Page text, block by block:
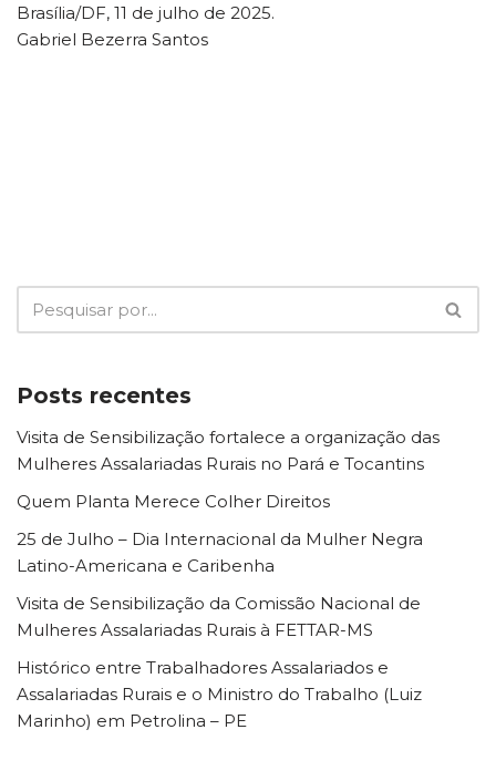
Brasília/DF, 11 de julho de 2025.
Gabriel Bezerra Santos
Posts recentes
Visita de Sensibilização fortalece a organização das
Mulheres Assalariadas Rurais no Pará e Tocantins
Quem Planta Merece Colher Direitos
25 de Julho – Dia Internacional da Mulher Negra
Latino-Americana e Caribenha
Visita de Sensibilização da Comissão Nacional de
Mulheres Assalariadas Rurais à FETTAR-MS
Histórico entre Trabalhadores Assalariados e
Assalariadas Rurais e o Ministro do Trabalho (Luiz
Marinho) em Petrolina – PE